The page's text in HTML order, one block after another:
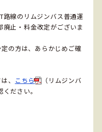
路線のリムジンバス普通運
止・料金改定がございま
の方は、あらかじめご確
、 こちら
（リムジンバ
ださい。